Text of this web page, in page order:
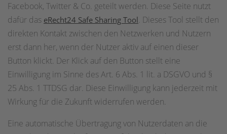
Facebook, Twitter & Co. geteilt werden. Diese Seite nutzt
dafür das eRecht24 Safe Sharing Tool. Dieses Tool stellt den
direkten Kontakt zwischen den Netzwerken und Nutzern
erst dann her, wenn der Nutzer aktiv auf einen dieser
Button klickt. Der Klick auf den Button stellt eine
Einwilligung im Sinne des Art. 6 Abs. 1 lit. a DSGVO und §
25 Abs. 1 TTDSG dar. Diese Einwilligung kann jederzeit mit
Wirkung für die Zukunft widerrufen werden.
Eine automatische Übertragung von Nutzerdaten an die